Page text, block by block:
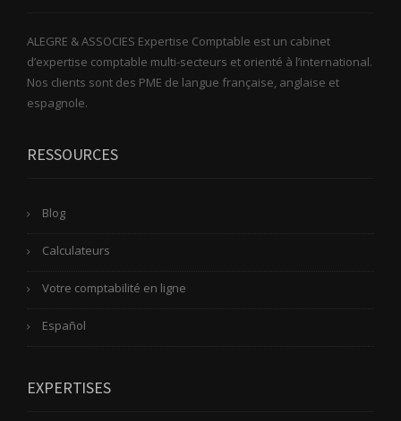
ALEGRE & ASSOCIES Expertise Comptable est un cabinet
d’expertise comptable multi-secteurs et orienté à l’international.
Nos clients sont des PME de langue française, anglaise et
espagnole.
RESSOURCES
Blog
Calculateurs
Votre comptabilité en ligne
Español
EXPERTISES